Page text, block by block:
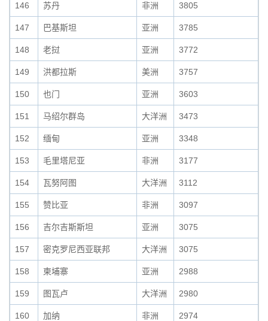
146 苏丹 非洲 3805
147 巴基斯坦 亚洲 3785
148 老挝 亚洲 3772
149 洪都拉斯 美洲 3757
150 也门 亚洲 3603
151 马绍尔群岛 大洋洲 3473
152 缅甸 亚洲 3348
153 毛里塔尼亚 非洲 3177
154 瓦努阿图 大洋洲 3112
155 赞比亚 非洲 3097
156 吉尔吉斯斯坦 亚洲 3075
157 密克罗尼西亚联邦 大洋洲 3075
158 柬埔寨 亚洲 2988
159 图瓦卢 大洋洲 2980
160 加纳 非洲 2974